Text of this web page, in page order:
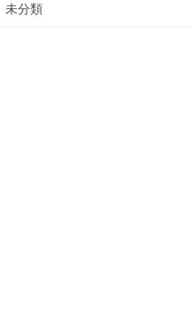
未分類